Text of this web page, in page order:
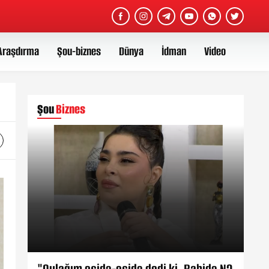
Şou-biznes Dünya İdman Video
ŞouBiznes